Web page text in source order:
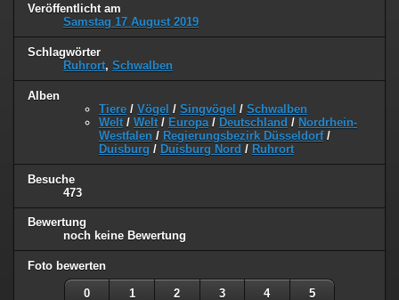
Veröffentlicht am
Samstag 17 August 2019
Schlagwörter
Ruhrort, Schwalben
Alben
Tiere / Vögel / Singvögel / Schwalben
Welt / Welt / Europa / Deutschland / Nordrhein-
Westfalen / Regierungsbezirk Düsseldorf/
Duisburg / Duisburg Nord / Ruhrort
Besuche
473
Bewertung
noch keine Bewertung
Foto bewerten
0 1 2 3 4 5